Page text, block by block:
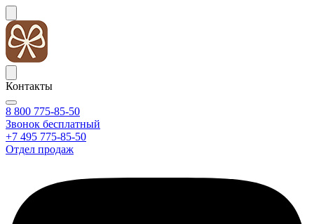
Контакты
8 800 775-85-50
Звонок бесплатный
+7 495 775-85-50
Отдел продаж